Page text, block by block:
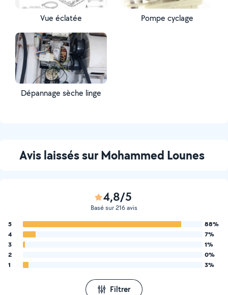
Vue éclatée Pompe cyclage
Dépannage sèche linge
Avis laissés sur Mohammed Lounes
4,8/5
Basé sur 216 avis
5
88%
4
7%
3
1%
2
0%
1
3%
Filtrer